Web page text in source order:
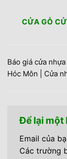
CỬA GỖ
Báo giá cửa
Hóc Môn | Cửa
Để lại một
Email của
Các trường